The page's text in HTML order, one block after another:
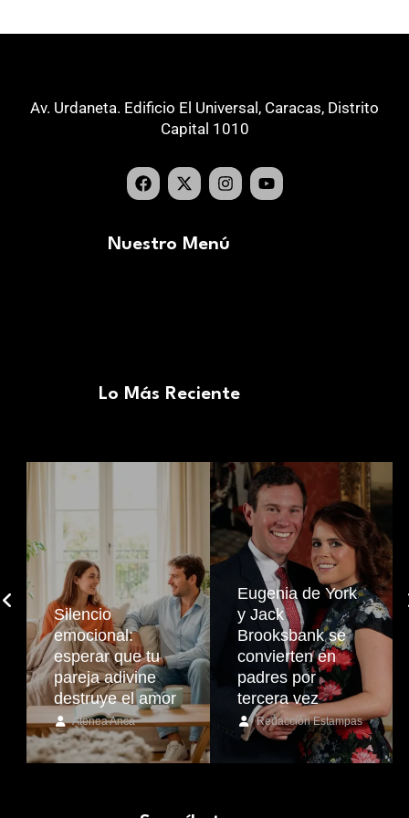
Av. Urdaneta. Edificio El Universal, Caracas, Distrito
Capital 1010
Nuestro Menú
Lo Más Reciente
Silencio
emocional:
esperar que tu
pareja adivine
destruye el amor
Atenea Anca
Eugenia de York
y Jack
Brooksbank se
convierten en
padres por
tercera vez
Redacción Estampas